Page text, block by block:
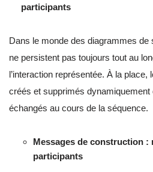
participants
Dans le monde des diagrammes de
ne persistent pas toujours tout au
l’interaction représentée. À la
créés et supprimés
échangés au cours de la séquence.
Messages de construction :
participants